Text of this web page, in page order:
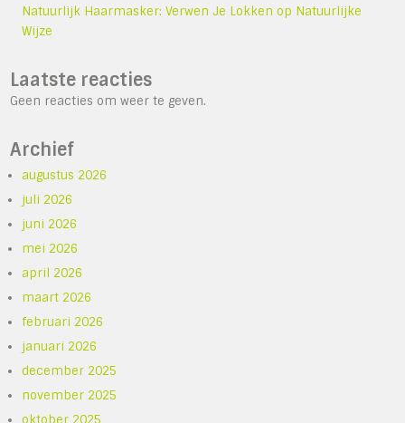
Natuurlijk Haarmasker: Verwen Je Lokken op Natuurlijke
Wijze
Laatste reacties
Geen reacties om weer te geven.
Archief
augustus 2026
juli 2026
juni 2026
mei 2026
april 2026
maart 2026
februari 2026
januari 2026
december 2025
november 2025
oktober 2025